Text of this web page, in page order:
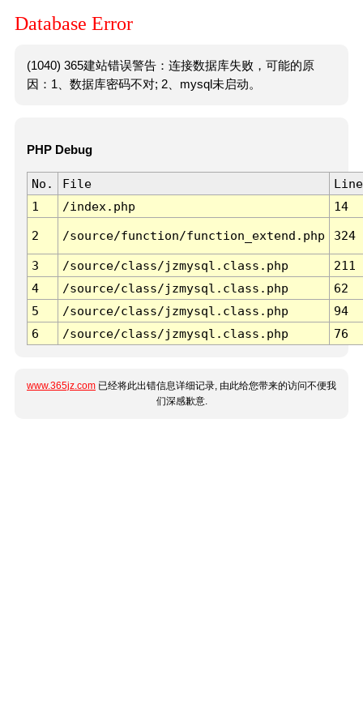
Database Error
(1040) 365建站错误警告：连接数据库失败，可能的原
因：1、数据库密码不对; 2、mysql未启动。
PHP Debug
No. File
Line
1
/index.php 14
2 /source/function/function_extend.php 324
3 /source/class/jzmysql.class.php
211
4
/source/class/jzmysql.class.php
62
5
/source/class/jzmysql.class.php
94
6
/source/class/jzmysql.class.php 76
www.365jz.com 已经将此出错信息详细记录, 由此给您带来的访问不便我
们深感歉意.